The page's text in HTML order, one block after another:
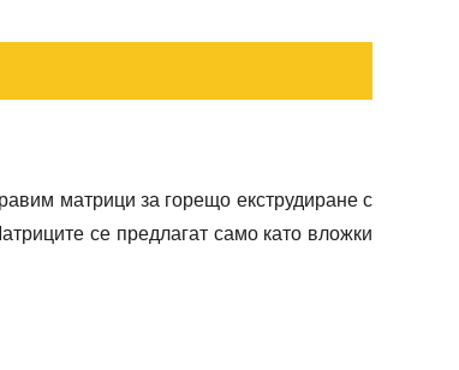
матрици за горещо екструдиране с
се предлагат само като вложки